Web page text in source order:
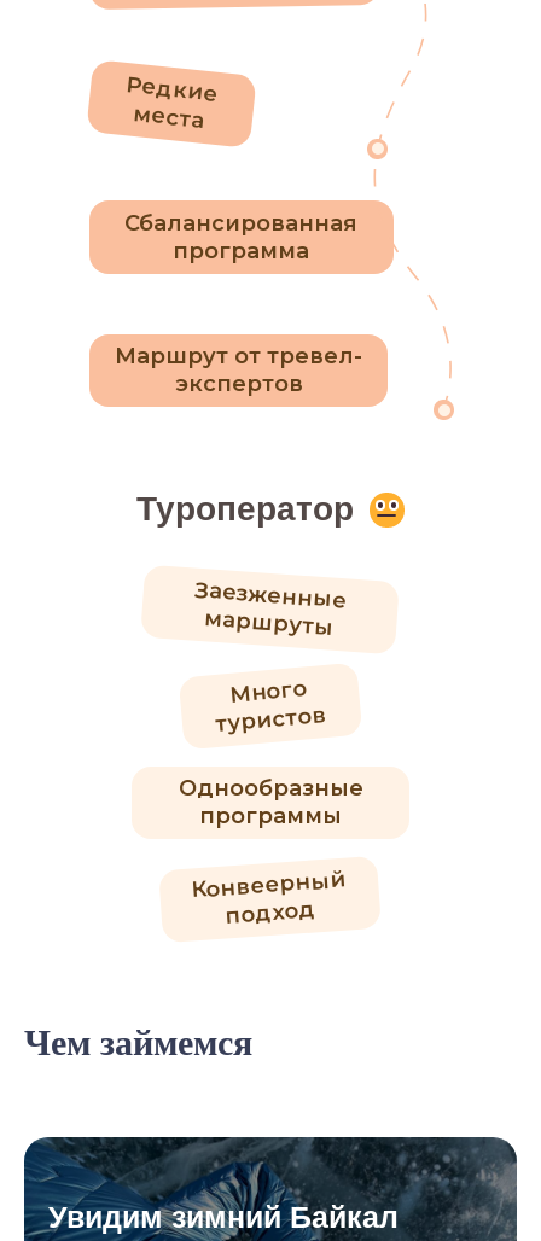
Конвеерный
подход
Однообразные
программы
Много
туристов
Заезженные
маршруты
Туроператор
Редкие
места
Сбалансированная
программа
Маршрут от тревел-
экспертов
Чем займемся
Увидим зимний Байкал